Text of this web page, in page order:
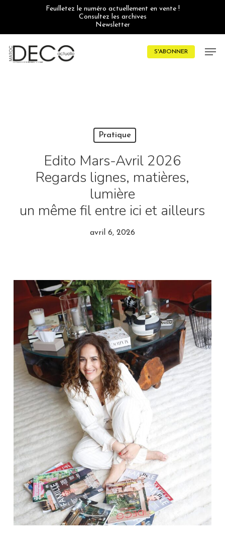
Feuilletez le numéro actuellement en vente !
Consultez les archives
Newsletter
S'ABONNER
Pratique
Edito Mars-Avril 2026
Regards lignes, matières,
lumière
un même fil entre ici et ailleurs
avril 6, 2026